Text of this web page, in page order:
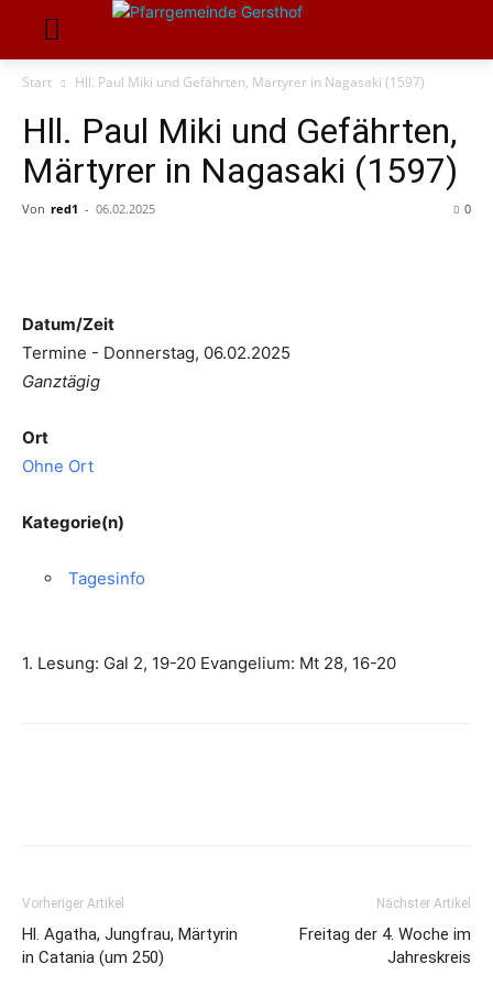
Start Hll. Paul Miki und Gefährten, Märtyrer in Nagasaki (1597)
Hll. Paul Miki und Gefährten,
Märtyrer in Nagasaki (1597)
Von red1 - 06.02.2025 0
Datum/Zeit
Termine - Donnerstag, 06.02.2025
Ganztägig
Ort
Ohne Ort
Kategorie(n)
Tagesinfo
1. Lesung: Gal 2, 19-20 Evangelium: Mt 28, 16-20
Vorheriger Artikel
Hl. Agatha, Jungfrau, Märtyrin
in Catania (um 250)
Nächster Artikel
Freitag der 4. Woche im
Jahreskreis